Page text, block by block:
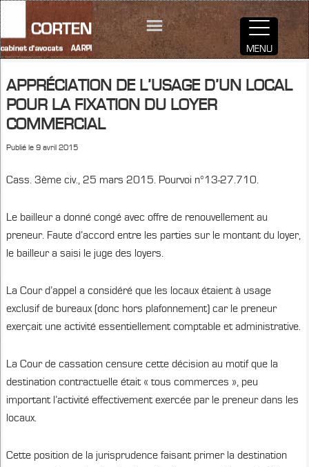
APPRÉCIATION DE L’USAGE D’UN LOCAL
POUR LA FIXATION DU LOYER
COMMERCIAL
Publié le9 avril 2015
Cass. 3ème civ., 25 mars 2015. Pourvoi n°13-27.710.
Le bailleur a donné congé avec offre de renouvellement au
preneur. Faute d’accord entre les parties sur le montant du loyer,
le bailleur a saisi le juge des loyers.
La Cour d’appel a considéré que les locaux étaient à usage
exclusif de bureaux (donc hors plafonnement) car le preneur
exerçait une activité essentiellement comptable et administrative.
La Cour de cassation censure cette décision au motif que la
destination contractuelle était « tous commerces », peu
important l’activité effectivement exercée par le preneur dans les
locaux.
Cette position de la jurisprudence faisant primer la destination
MENU